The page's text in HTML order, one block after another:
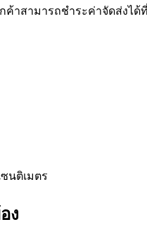
ค้าสามารถชำระค่าจัดส่งได้
ซนติเมตร
ง